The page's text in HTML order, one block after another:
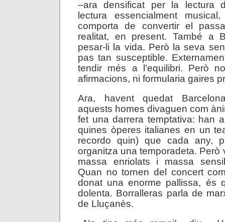
–ara densificat per la lectura
lectura essencialment
comporta de convertir el
realitat, en present. També a
pesar-li la vida. Però la seva
pas tan susceptible.
tendir més a l’equilibri. Però
afirmacions, ni formularia gaires
Ara, havent quedat
aquests homes divaguen com
fet una darrera temptativa: han
quines òperes italianes en un
recordo quin) que cada any,
organitza una temporadeta. Però
massa enriolats i massa
Quan no tornen del concert
donat una enorme pallissa, és
dolenta. Borralleras parla de
de Lluçanès.